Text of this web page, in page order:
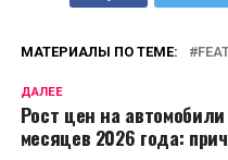
МАТЕРИАЛЫ ПО ТЕМЕ:
ДАЛЕЕ
Рост цен на
месяцев 2026 года: